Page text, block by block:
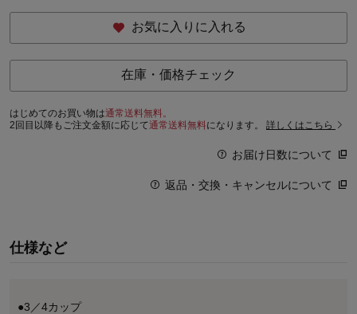
お気に入りに入れる
在庫・価格チェック
はじめてのお買い物は通常送料無料。
2回目以降もご注文金額に応じて通常送料無料になります。 詳しくはこちら
お届け日数について
返品・交換・キャンセルについて
仕様など
●3／4カップ